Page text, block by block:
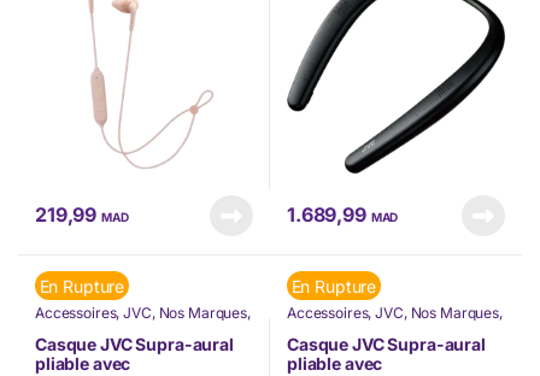
219,99MAD 1.689,99 MAD
En Rupture
Accessoires,JVC, Nos Marques,
Casque JVC Supra-aural
pliable avec
En Rupture
Accessoires,JVC, Nos Marques,
Casque JVC Supra-aural
pliable avec